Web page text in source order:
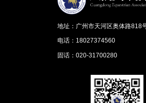
地址：广州市天河区奥体路818
电话：18027374560
固话：020-31700280